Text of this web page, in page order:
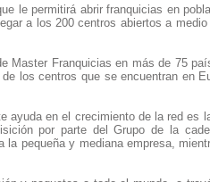
le permitirá abrir franquicias en
a los 200 centros abiertos a
Master Franquicias en más de 75
los centros que se encuentran en
ayuda en el crecimiento de la red es
por parte del Grupo de la
pequeña y mediana empresa,